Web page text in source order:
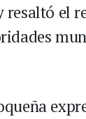
resaltó el